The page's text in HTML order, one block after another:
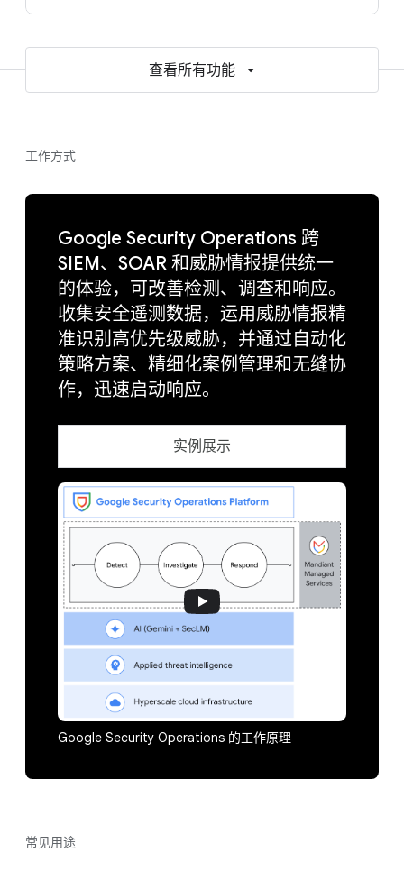
查看所有功能
工作方式
Google Security Operations 跨
SIEM、SOAR 和威胁情报提供统一
的体验，可改善检测、调查和响应。
收集安全遥测数据，运用威胁情报精
准识别高优先级威胁，并通过自动化
策略方案、精细化案例管理和无缝协
作，迅速启动响应。
实例展示
Google Security Operations 的工作原理
常见用途